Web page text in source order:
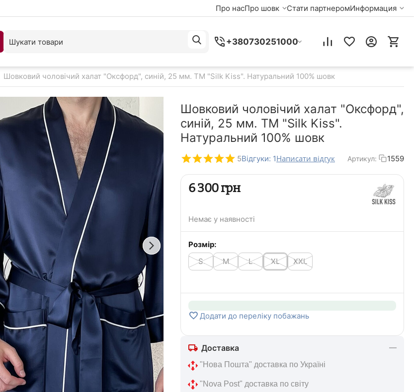
Про насПро шовк Стати партнеромИнформация
+380730251000
Шовковий чоловічий халат "Оксфорд", синій, 25 мм. TM "Silk Kiss". Натуральний 100% шовк
Шовковий чоловічий халат "Оксфорд",
синій, 25 мм. TM "Silk Kiss".
Натуральний 100% шовк
5Відгуки: 1Написати відгук Артикул: 1559
‍6 300‍грн
Немає у наявності
Розмір:
S
M L XL XXL
Додати до переліку побажань
Доставка
"Нова Пошта" доставка по Україні
"Nova Post" доставка по світу